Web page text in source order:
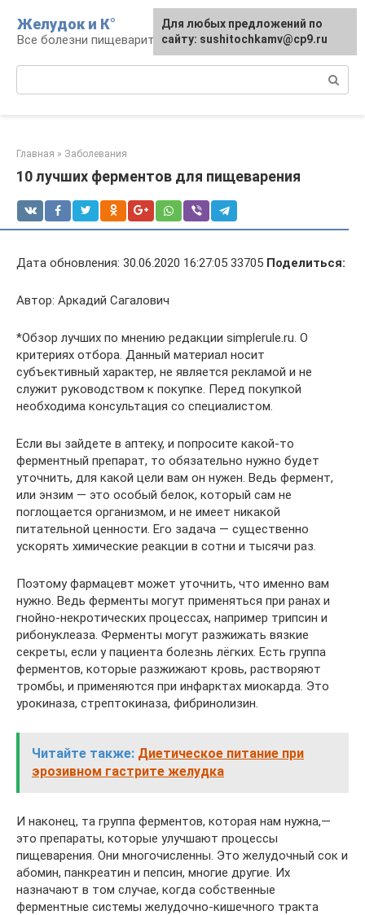
контенту
Желудок и К°
Все болезни пищеварительной системы
Главная » Заболевания
10 лучших ферментов для пищеварения
Дата обновления: 30.06.2020 16:27:05 33705 Поделиться:
Автор: Аркадий Сагалович
*Обзор лучших по мнению редакции simplerule.ru. О
критериях отбора. Данный материал носит
субъективный характер, не является рекламой и не
служит руководством к покупке. Перед покупкой
необходима консультация со специалистом.
Если вы зайдете в аптеку, и попросите какой-то
ферментный препарат, то обязательно нужно будет
уточнить, для какой цели вам он нужен. Ведь фермент,
или энзим — это особый белок, который сам не
поглощается организмом, и не имеет никакой
питательной ценности. Его задача — существенно
ускорять химические реакции в сотни и тысячи раз.
Поэтому фармацевт может уточнить, что именно вам
нужно. Ведь ферменты могут применяться при ранах и
гнойно-некротических процессах, например трипсин и
рибонуклеаза. Ферменты могут разжижать вязкие
секреты, если у пациента болезнь лёгких. Есть группа
ферментов, которые разжижают кровь, растворяют
тромбы, и применяются при инфарктах миокарда. Это
урокиназа, стрептокиназа, фибринолизин.
Читайте также: Диетическое питание при
эрозивном гастрите желудка
И наконец, та группа ферментов, которая нам нужна,—
это препараты, которые улучшают процессы
пищеварения. Они многочисленны. Это желудочный сок и
абомин, панкреатин и пепсин, многие другие. Их
назначают в том случае, когда собственные
ферментные системы желудочно-кишечного тракта
Для любых предложений по
сайту: podgeludka@cp9.ru
Для любых предложений по
сайту: sushitochkamv@cp9.ru